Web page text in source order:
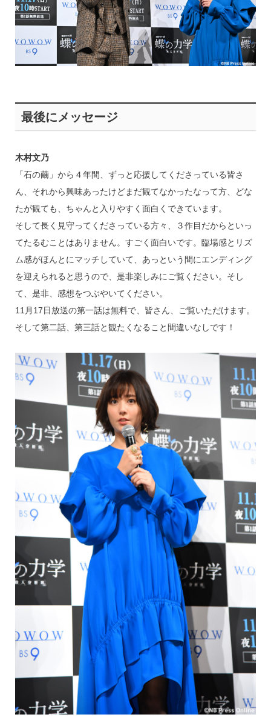
最後にメッセージ
木村文乃
「石の繭」から４年間、ずっと応援してくださっている皆さ
ん、それから興味あったけどまだ観てなかったなって方、どな
たが観ても、ちゃんと入りやすく面白くできています。
そして長く見守ってくださっている方々、３作目だからといっ
てたるむことはありません。すごく面白いです。臨場感とリズ
ム感がほんとにマッチしていて、あっという間にエンディング
を迎えられると思うので、是非楽しみにご覧ください。そし
て、是非、感想をつぶやいてください。
11月17日放送の第一話は無料で、皆さん、ご覧いただけます。
そして第二話、第三話と観たくなること間違いなしです！